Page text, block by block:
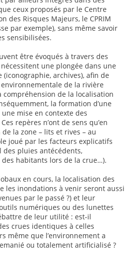
ceux proposés par le Centre
des Risques Majeurs, le CPRIM
par exemple), sans même savoir
sensibilisées.
être évoqués à travers des
une plongée dans une
archives), afin de
de la rivière
compréhension de la localisation
la formation d’une
mise en contexte des
repères n’ont de sens qu’en
la zone – lits et rives – au
joué par les facteurs explicatifs
pluies antécédents,
habitants lors de la crue…).
en cours, la localisation des
les inondations à venir seront aussi
par le passé ?) et leur
numériques ou des lunettes
de leur utilité : est-il
crues identiques à celles
même que l’environnement a
ou totalement artificialisé ?